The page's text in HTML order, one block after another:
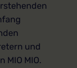
und
MIO.